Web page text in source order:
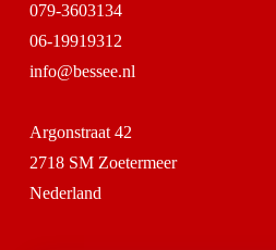
079-3603134
06-19919312
info@bessee.nl
Argonstraat 42
2718 SM Zoetermeer
Nederland